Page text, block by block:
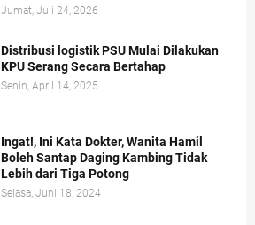
Jumat, Juli 24, 2026
Distribusi logistik PSU Mulai Dilakukan
KPU Serang Secara Bertahap
Senin, April 14, 2025
Ingat!, Ini Kata Dokter, Wanita Hamil
Boleh Santap Daging Kambing Tidak
Lebih dari Tiga Potong
Selasa, Juni 18, 2024